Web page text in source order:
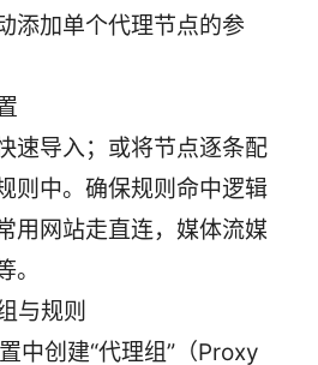
添加单个代理节点的参
速导入；或将节点逐条配
则中。确保规则命中逻辑
用网站走直连，媒体流媒
与规则
中创建“代理组”（Proxy